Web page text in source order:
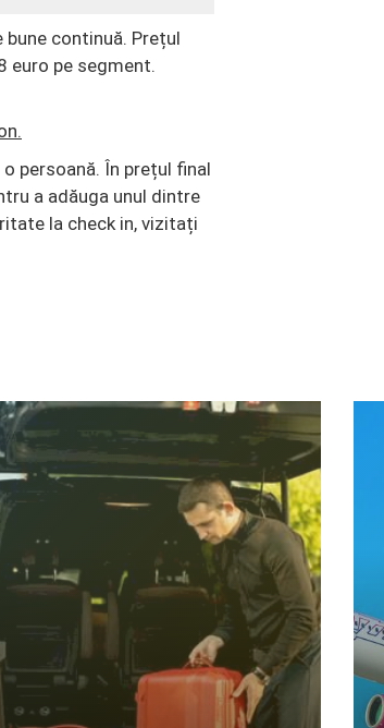
continuă. Prețul
euro pe segment.
persoană. În prețul final
a adăuga unul dintre
la check in, vizitați